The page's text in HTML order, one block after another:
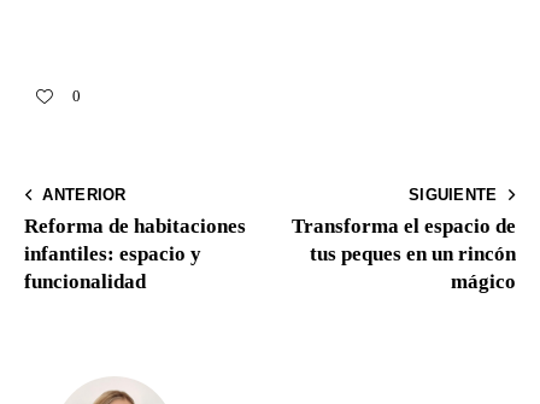
0
ANTERIOR
Reforma de habitaciones
infantiles: espacio y
funcionalidad
SIGUIENTE
Transforma el espacio de
tus peques en un rincón
mágico